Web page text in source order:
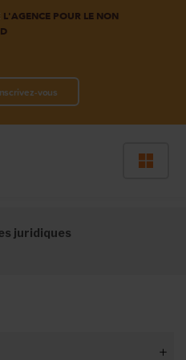
L'AGENCE POUR LE NON
vous
juridiques